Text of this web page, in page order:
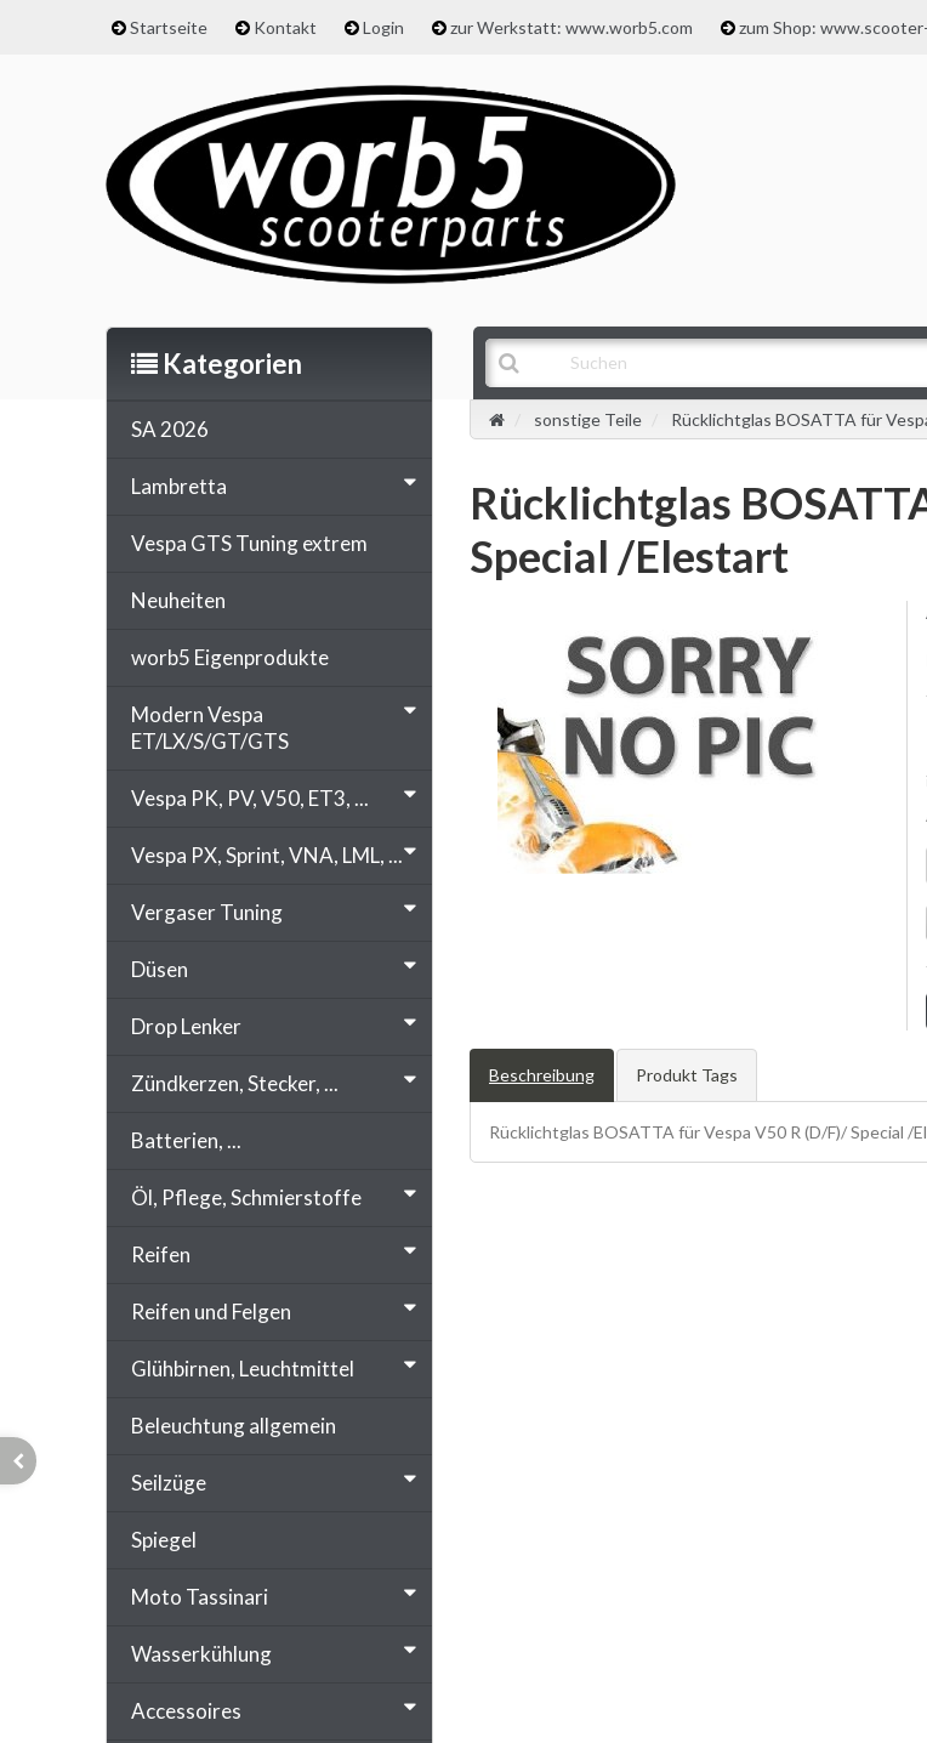
Startseite Kontakt Login zur Werkstatt: www.worb5.com zum Shop:
sonstige Teile Rücklichtglas BOSATTA für
Rücklichtglas
Special /Elestart
Beschreibung Produkt Tags
Rücklichtglas BOSATTA für Vespa V50 R (D/F)/ Special
Kategorien
SA 2026
Lambretta
Vespa GTS Tuning extrem
Neuheiten
worb5 Eigenprodukte
Modern Vespa
ET/LX/S/GT/GTS
Vespa PK, PV, V50, ET3, ...
Vespa PX, Sprint, VNA, LML, ...
Vergaser Tuning
Düsen
Drop Lenker
Zündkerzen, Stecker, ...
Batterien, ...
Öl, Pflege, Schmierstoffe
Reifen
Reifen und Felgen
Glühbirnen, Leuchtmittel
Beleuchtung allgemein
Seilzüge
Spiegel
Moto Tassinari
Wasserkühlung
Accessoires